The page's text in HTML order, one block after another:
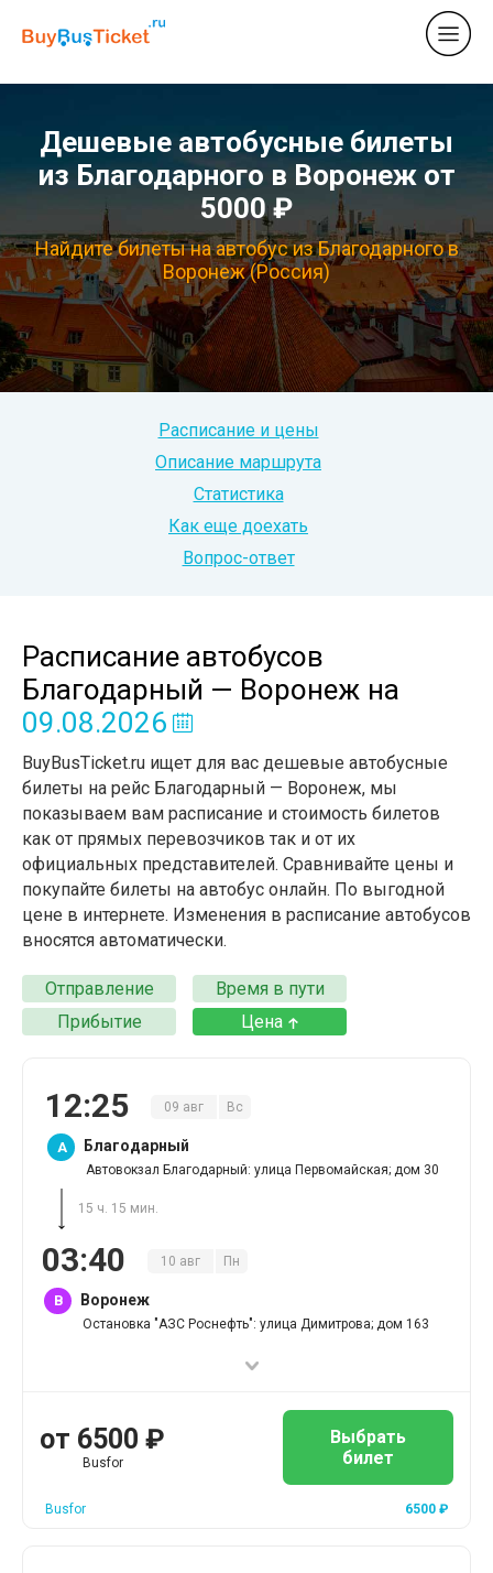
Дешевые автобусные билеты
из Благодарного в Воронеж от
5000 ₽
Найдите билеты на автобус из Благодарного в
Воронеж (Россия)
Расписание и цены
Описание маршрута
Статистика
Как еще доехать
Вопрос-ответ
Расписание автобусов
Благодарный — Воронеж на
09.08.2026
BuyBusTicket.ru ищет для вас дешевые автобусные
билеты на рейс Благодарный — Воронеж, мы
показываем вам расписание и стоимость билетов
как от прямых перевозчиков так и от их
официальных представителей. Сравнивайте цены и
покупайте билеты на автобус онлайн. По выгодной
цене в интернете. Изменения в расписание автобусов
вносятся автоматически.
Отправление
Время в пути
Прибытие
Цена
12:25 09 авг Вс
A Благодарный
Автовокзал Благодарный: улица Первомайская; дом 30
15 ч. 15 мин.
03:40 10 авг Пн
B Воронеж
Остановка "АЗС Роснефть": улица Димитрова; дом 163
от 6500 ₽
Busfor
Выбрать
билет
Busfor 6500 ₽